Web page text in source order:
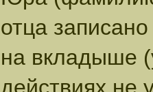
отца
на вкладыше